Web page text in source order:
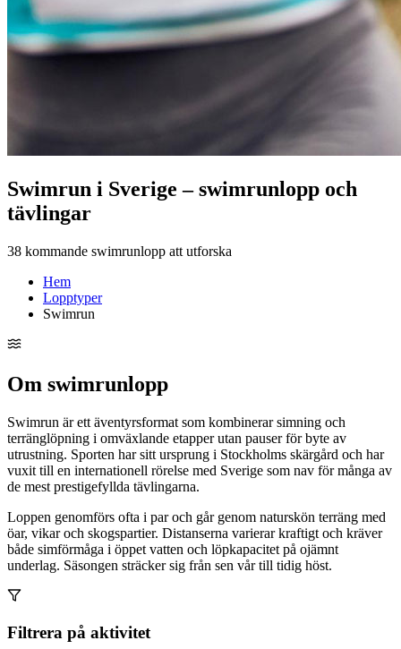
Swimrun i Sverige – swimrunlopp och
tävlingar
38 kommande swimrunlopp att utforska
Hem
Lopptyper
Swimrun
Om swimrunlopp
Swimrun är ett äventyrsformat som kombinerar simning och
terränglöpning i omväxlande etapper utan pauser för byte av
utrustning. Sporten har sitt ursprung i Stockholms skärgård och har
vuxit till en internationell rörelse med Sverige som nav för många av
de mest prestigefyllda tävlingarna.
Loppen genomförs ofta i par och går genom naturskön terräng med
öar, vikar och skogspartier. Distanserna varierar kraftigt och kräver
både simförmåga i öppet vatten och löpkapacitet på ojämnt
underlag. Säsongen sträcker sig från sen vår till tidig höst.
Filtrera på aktivitet